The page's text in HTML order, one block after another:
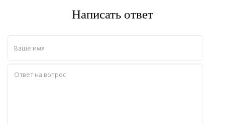
Написать ответ